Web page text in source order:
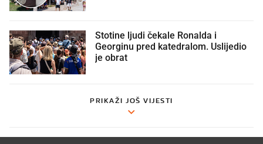
Stotine ljudi čekale Ronalda i
Georginu pred katedralom. Uslijedio
je obrat
PRIKAŽI JOŠ VIJESTI